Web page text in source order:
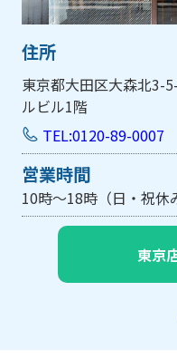
住所
大阪市中央区内平野町
手前ビル103号
TEL:0120-89-0007
営業時間
10時～18時（日・祝休
大阪